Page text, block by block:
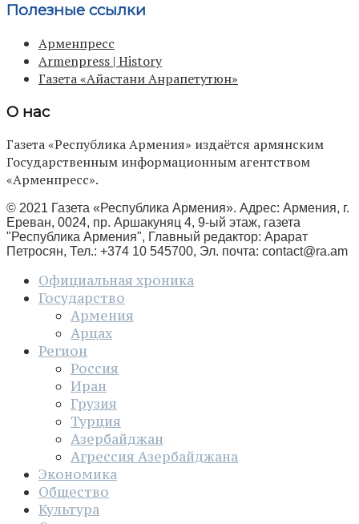
Полезные ссылки
Арменпресс
Armenpress | History
Газета «Айастани Анрапетутюн»
О нас
Газета «Республика Армения» издаётся армянским
Государственным информационным агентством
«Арменпресс».
© 2021 Газета «Республика Армения». Адрес: Армения, г.
Ереван, 0024, пр. Аршакуняц 4, 9-ый этаж, газета
"Республика Армения", Главный редактор: Арарат
Петросян, Тел.: +374 10 545700, Эл. почта: contact@ra.am
Официальная хроника
Государство
Армения
Арцах
Регион
Россия
Иран
Грузия
Турция
Азербайджан
Агрессия Азербайджана
Экономика
Общество
Культура